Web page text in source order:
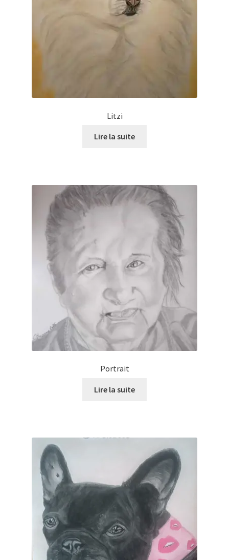
Litzi
Lire la suite
Portrait
Lire la suite